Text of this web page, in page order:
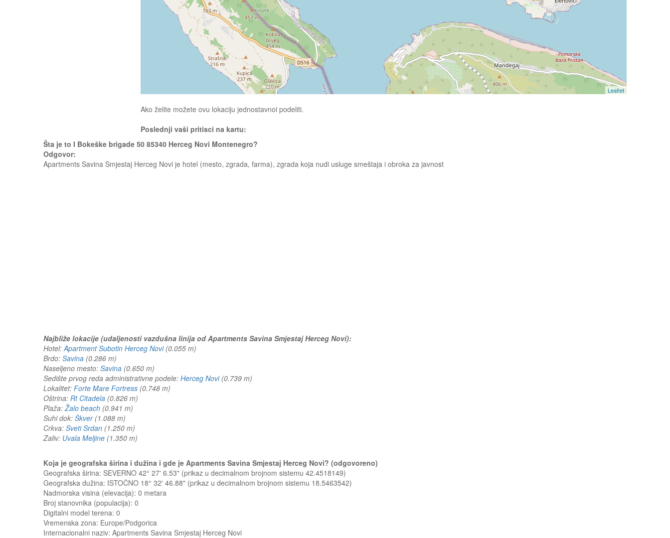
Leaflet
Ako želite možete ovu lokaciju jednostavnoi podeliti.
Poslednji vaši pritisci na kartu:
Šta je to I Bokeške brigade 50 85340 Herceg Novi Montenegro?
Odgovor:
Apartments Savina Smjestaj Herceg Novi je hotel (mesto, zgrada, farma), zgrada koja nudi usluge smeštaja i obroka za javnost
Najbliže lokacije (udaljenosti vazdušna linija od Apartments Savina Smjestaj Herceg Novi):
Hotel:Apartment Subotin Herceg Novi(0.055 m)
Brdo: Savina (0.286 m)
Naseljeno mesto: Savina (0.650 m)
Sedište prvog reda administrativne podele: Herceg Novi(0.739 m)
Lokalitet: Forte Mare Fortress (0.748 m)
Oštrina: Rt Citadela (0.826 m)
Plaža:Žalo beach (0.941 m)
Suhi dok: Škver(1.088 m)
Crkva: Sveti Srdan (1.250 m)
Zaliv: Uvala Meljine (1.350 m)
Koja je geografska širina i dužina i gde je Apartments Savina Smjestaj Herceg Novi? (odgovoreno)
Geografska širina: SEVERNO 42° 27' 6.53" (prikaz u decimalnom brojnom sistemu 42.4518149)
Geografska dužina: ISTOČNO 18° 32' 46.88" (prikaz u decimalnom brojnom sistemu 18.5463542)
Nadmorska visina (elevacija): 0 metara
Broj stanovnika (populacija): 0
Digitalni model terena: 0
Vremenska zona: Europe/Podgorica
Internacionalni naziv: Apartments Savina Smjestaj Herceg Novi